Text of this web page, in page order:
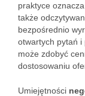
praktyce
także
bezpośrednio
otwartych pytań i
może zdobyć
dostosowaniu
Umiejętności